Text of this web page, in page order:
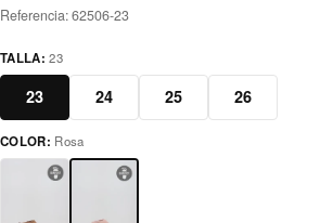
Referencia:62506-23
TALLA:23
23 24 25 26
rosa
COLOR: Rosa